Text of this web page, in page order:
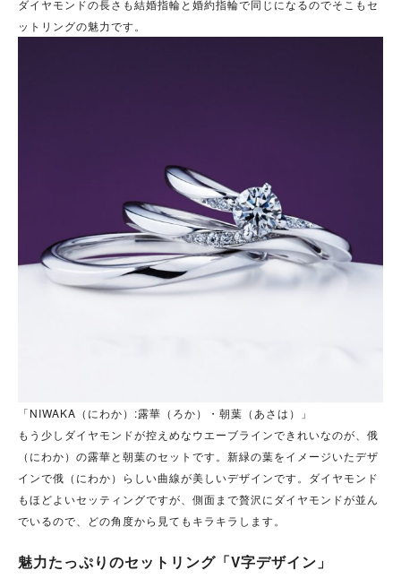
ダイヤモンドの長さも結婚指輪と婚約指輪で同じになるのでそこもセ
ットリングの魅力です。
「NIWAKA（にわか）:露華（ろか）・朝葉（あさは）」
もう少しダイヤモンドが控えめなウエーブラインできれいなのが、俄
（にわか）の露華と朝葉のセットです。新緑の葉をイメージいたデザ
インで俄（にわか）らしい曲線が美しいデザインです。ダイヤモンド
もほどよいセッティングですが、側面まで贅沢にダイヤモンドが並ん
でいるので、どの角度から見てもキラキラします。
魅力たっぷりのセットリング「V字デザイン」